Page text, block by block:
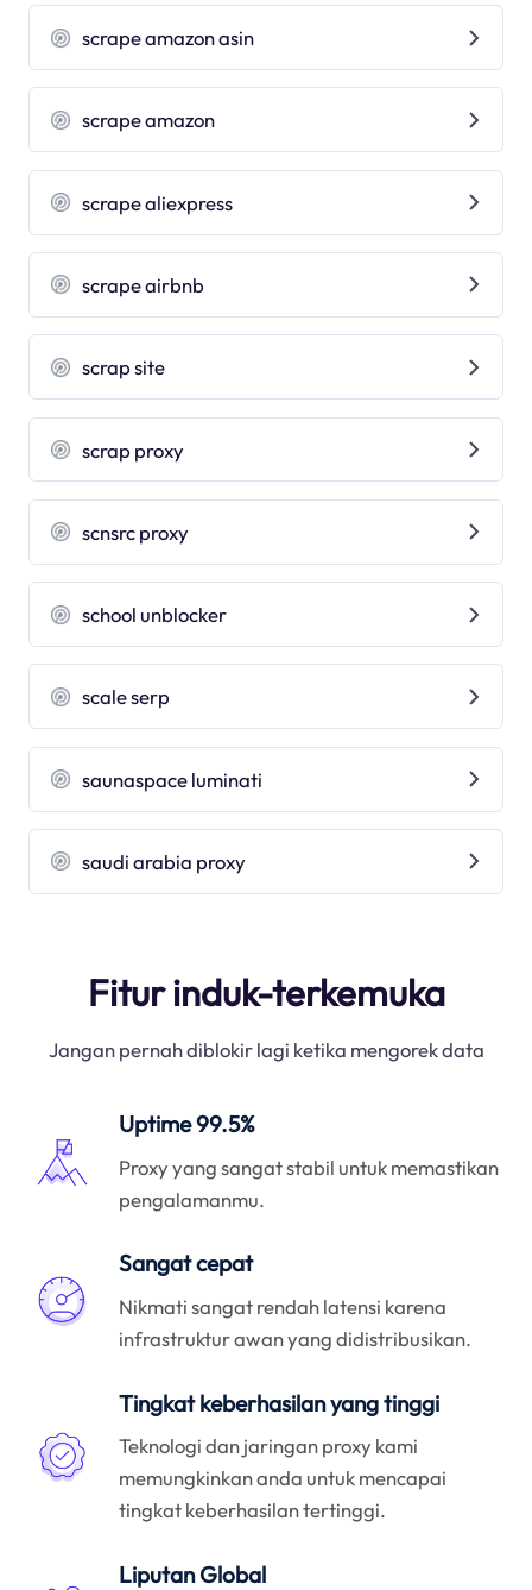
scrape amazon asin
scrape amazon
scrape aliexpress
scrape airbnb
scrap site
scrap proxy
scnsrc proxy
school unblocker
scale serp
saunaspace luminati
saudi arabia proxy
Fitur induk-terkemuka
Jangan pernah diblokir lagi ketika mengorek data
Uptime 99.5%
Proxy yang sangat stabil untuk memastikan
pengalamanmu.
Sangat cepat
Nikmati sangat rendah latensi karena
infrastruktur awan yang didistribusikan.
Tingkat keberhasilan yang tinggi
Teknologi dan jaringan proxy kami
memungkinkan anda untuk mencapai
tingkat keberhasilan tertinggi.
Liputan Global